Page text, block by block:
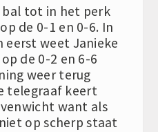
bal tot in het perk
de 0-1 en 0-6. In
eerst weet Janieke
de 0-2 en 6-6
weer terug
telegraaf keert
want als
op scherp staat